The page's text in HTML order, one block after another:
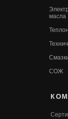
масла
СОЖ